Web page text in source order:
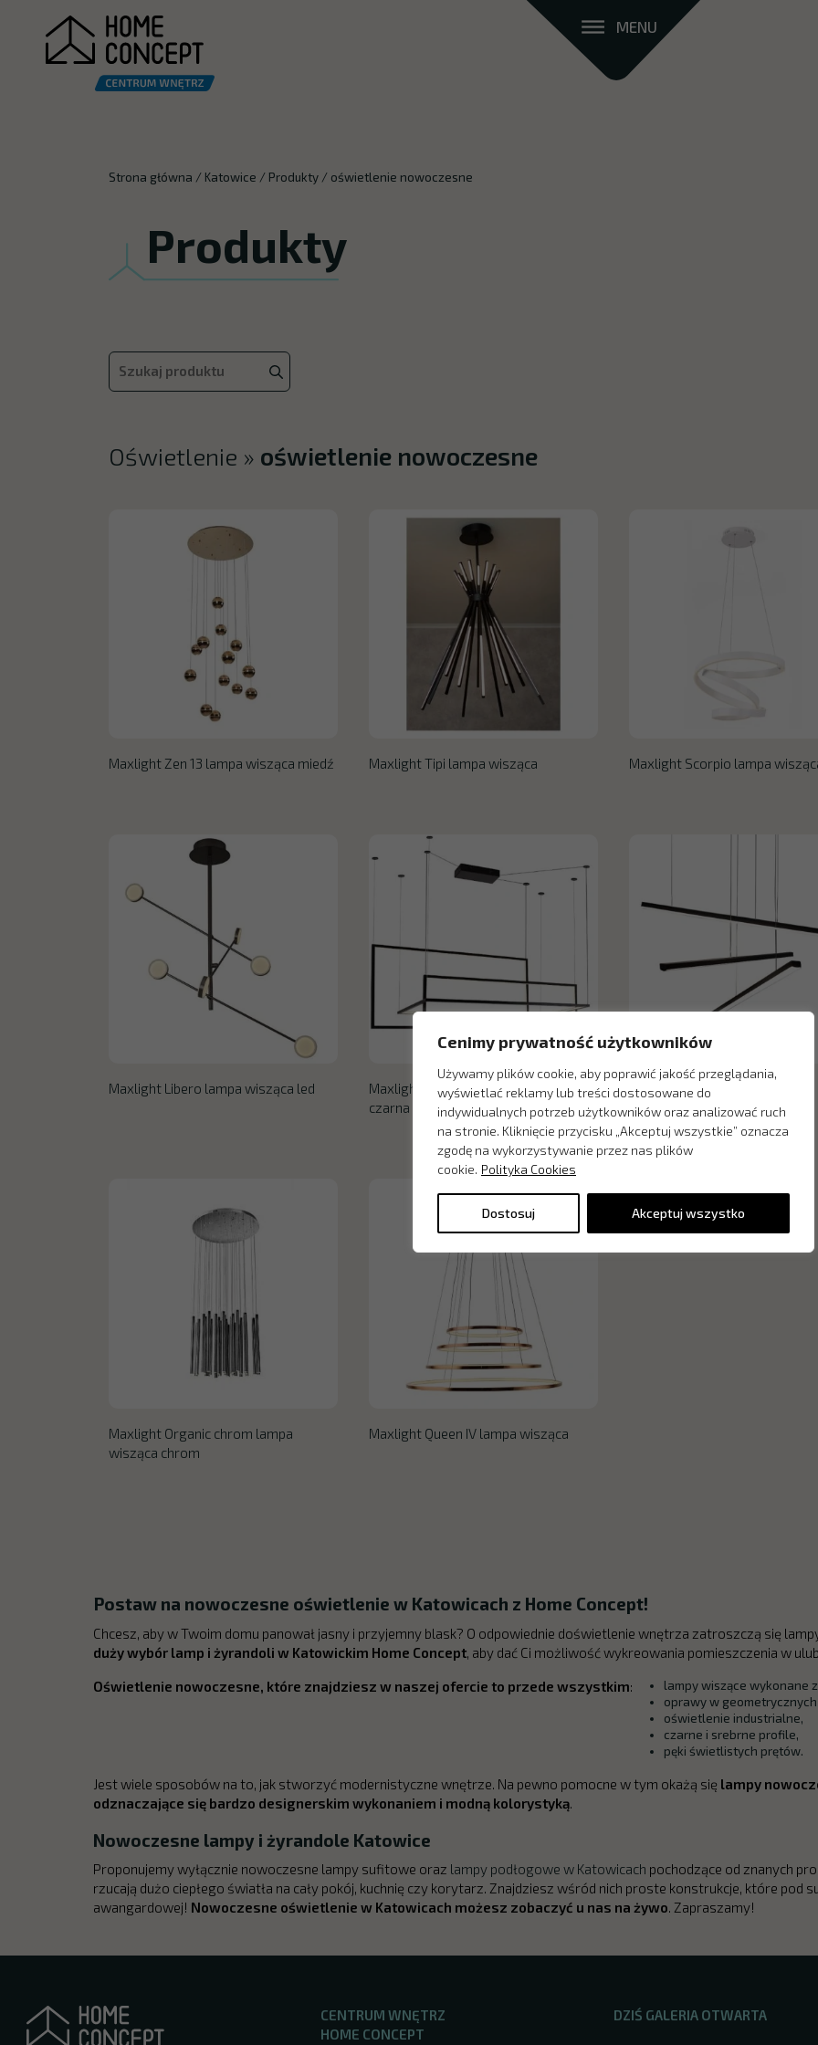
Cenimy prywatność użytkowników
Używamy plików cookie, aby poprawić jakość przeglądania,
wyświetlać reklamy lub treści dostosowane do
indywidualnych potrzeb użytkowników oraz analizować ruch
na stronie. Kliknięcie przycisku „Akceptuj wszystkie” oznacza
zgodę na wykorzystywanie przez nas plików
cookie. Polityka Cookies
Dostosuj Akceptuj wszystko
MENU
Strona główna / Katowice /Produkty/ oświetlenie nowoczesne
Produkty
Oświetlenie » oświetlenie nowoczesne
Maxlight Zen 13 lampa wisząca miedź Maxlight Tipi lampa wisząca Maxlight Scorpio lampa
Maxlight Libero lampa wisząca led
Maxlight Geometric lampa wisząca
czarna
Creation lampa wisząca
Maxlight Organic chrom lampa
wisząca chrom
Maxlight Queen IV lampa wisząca
Postaw na nowoczesne oświetlenie w Katowicach z Home Concept!
Chcesz, aby w Twoim domu panował jasny i przyjemny blask? O odpowiednie doświetlenie wnętrza zatroszczą się
duży wybór lamp i żyrandoli w Katowickim Home Concept, aby dać Ci możliwość wykreowania pomieszczenia w
Oświetlenie nowoczesne, które znajdziesz w naszej ofercie to przede wszystkim:
lampy wiszące wykonane
oprawy w
oświetlenie industrialne,
czarne i srebrne profile,
pęki świetlistych prętów.
Jest wiele sposobów na to, jak stworzyć modernistyczne wnętrze. Na pewno pomocne w tym okażą się lampy
odznaczające się bardzo designerskim wykonaniem i modną kolorystyką.
Nowoczesne lampy i żyrandole Katowice
Proponujemy wyłącznie nowoczesne lampy sufitowe oraz lampy podłogowe w Katowicach pochodzące od znanych
rzucają dużo ciepłego światła na cały pokój, kuchnię czy korytarz. Znajdziesz wśród nich proste konstrukcje, które pod
awangardowej! Nowoczesne oświetlenie w Katowicach możesz zobaczyć u nas na żywo. Zapraszamy!
CENTRUM WNĘTRZ
HOME CONCEPT
DZIŚ GALERIA OTWARTA